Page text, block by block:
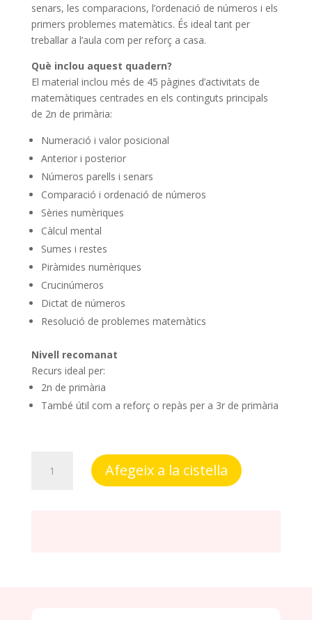
senars, les comparacions, l’ordenació de números i els
primers problemes matemàtics. És ideal tant per
treballar a l’aula com per reforç a casa.
Què inclou aquest quadern?
El material inclou més de 45 pàgines d’activitats de
matemàtiques centrades en els continguts principals
de 2n de primària:
Numeració i valor posicional
Anterior i posterior
Números parells i senars
Comparació i ordenació de números
Sèries numèriques
Càlcul mental
Sumes i restes
Piràmides numèriques
Crucinúmeros
Dictat de números
Resolució de problemes matemàtics
Nivell recomanat
Recurs ideal per:
2n de primària
També útil com a reforç o repàs per a 3r de primària
Afegeix a la cistella